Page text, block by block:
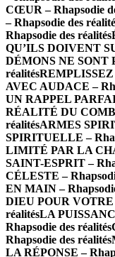
CŒUR – Rhapsodie
– Rhapsodie des
Rhapsodie des réalités
QU’ILS DOIVENT
DÉMONS NE SONT
réalités
AVEC AUDACE –
UN RAPPEL
RÉALITÉ DU
réalitésARMES
SPIRITUELLE –
LIMITÉ PAR LA
SAINT-ESPRIT –
CÉLESTE –
EN MAIN –
DIEU POUR VOTRE
réalitésLA
Rhapsodie des réalités
Rhapsodie des réalités
LA RÉPONSE –